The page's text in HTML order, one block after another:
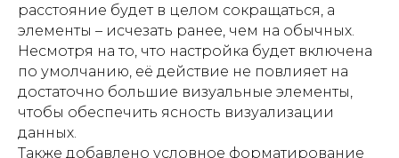
расстояние будет в целом сокращаться, а
элементы – исчезать ранее, чем на обычных.
Несмотря на то, что настройка будет включена
по умолчанию, её действие не повлияет на
достаточно большие визуальные элементы,
чтобы обеспечить ясность визуализации
данных.
Также добавлено условное форматирование